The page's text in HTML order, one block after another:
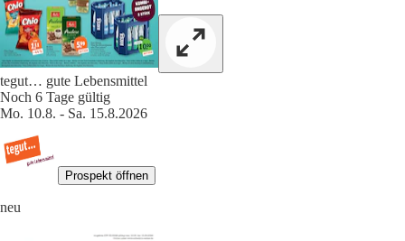
tegut… gute Lebensmittel
Noch 6 Tage gültig
Mo. 10.8. - Sa. 15.8.2026
Prospekt öffnen
neu